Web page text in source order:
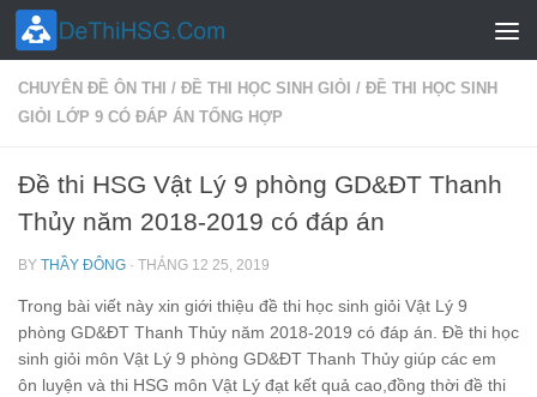
Skip to content
CHUYÊN ĐỀ ÔN THI / ĐỀ THI HỌC SINH GIỎI / ĐỀ THI HỌC SINH
GIỎI LỚP 9 CÓ ĐÁP ÁN TỔNG HỢP
Đề thi HSG Vật Lý 9 phòng GD&ĐT Thanh
Thủy năm 2018-2019 có đáp án
BY THẦY ĐÔNG · THÁNG 12 25, 2019
Trong bài viết này xin giới thiệu đề thi học sinh giỏi Vật Lý 9
phòng GD&ĐT Thanh Thủy năm 2018-2019 có đáp án. Đề thi học
sinh giỏi môn Vật Lý 9 phòng GD&ĐT Thanh Thủy giúp các em
ôn luyện và thi HSG môn Vật Lý đạt kết quả cao,đồng thời đề thi